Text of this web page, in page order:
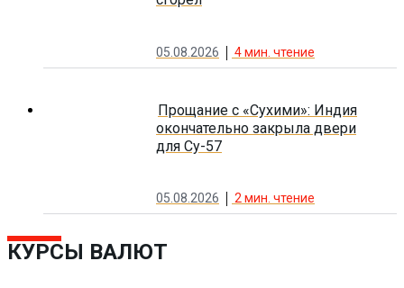
05.08.2026 4мин. чтение
Прощание с «Сухими»: Индия
окончательно закрыла двери
для Су-57
05.08.2026 2 мин. чтение
КУРСЫ ВАЛЮТ